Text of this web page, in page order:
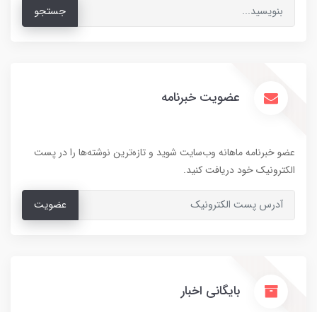
جستجو
عضویت خبرنامه
عضو خبرنامه ماهانه وب‌سایت شوید و تازه‌ترین نوشته‌ها را در پست
الکترونیک خود دریافت کنید.
عضویت
بایگانی اخبار